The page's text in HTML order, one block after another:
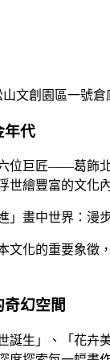
山文創園區一號
年代
位巨匠——葛飾
世繪豐富的文化
」畫中世界：
文化的重要象徵
幻空間
誕生」、「花卉